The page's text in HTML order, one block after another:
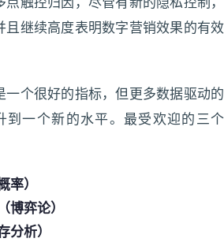
且继续高度表明数字营销效果的有效
一个很好的指标，但更多数据驱动的
到一个新的水平。最受欢迎的三个
率）
博弈论）
分析）